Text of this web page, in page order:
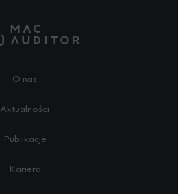
O nas
Aktualności
Publikacje
Kariera